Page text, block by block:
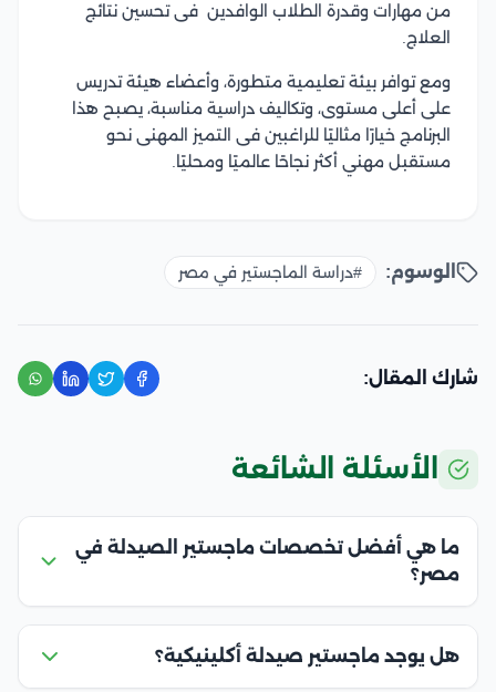
من مهارات وقدرة الطلاب الوافدين فى تحسين نتائج
العلاج.
ومع توافر بيئة تعليمية متطورة، وأعضاء هيئة تدريس
على أعلى مستوى، وتكاليف دراسية مناسبة، يصبح هذا
البرنامج خيارًا مثاليًا للراغبين فى التميز المهنى نحو
مستقبل مهني أكثر نجاحًا عالميًا ومحليًا.
الوسوم: #دراسة الماجستير في مصر
شارك المقال:
الأسئلة الشائعة
ما هي أفضل تخصصات ماجستير الصيدلة في
مصر؟
هل يوجد ماجستير صيدلة أكلينيكية؟